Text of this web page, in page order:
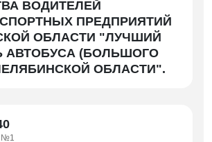
ВОДИТЕЛЕЙ
ПРЕДПРИЯТИЙ
ОБЛАСТИ "ЛУЧШИЙ
АВТОБУСА (БОЛЬШОГО
ОБЛАСТИ".
№1